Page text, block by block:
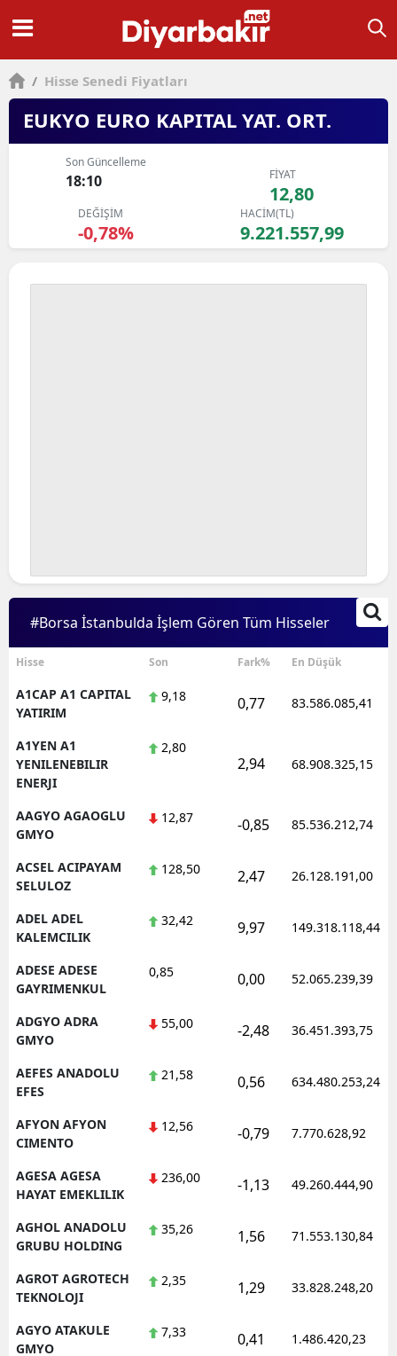
/ Hisse Senedi Fiyatları
EUKYO EURO KAPITAL YAT. ORT.
Son Güncelleme
18:10 FİYAT
12,80
DEĞİŞİM
-0,78%
HACİM(TL)
9.221.557,99
#Borsa İstanbulda İşlem Gören Tüm Hisseler
Hisse Son Fark% En Düşük
A1CAP A1 CAPITAL
YATIRIM
9,18 0,77 83.586.085,41
A1YEN A1
YENILENEBILIR
ENERJI
2,80
2,94 68.908.325,15
AAGYO AGAOGLU
GMYO
12,87 -0,85 85.536.212,74
ACSEL ACIPAYAM
SELULOZ
128,50 2,47 26.128.191,00
ADEL ADEL
KALEMCILIK
32,42 9,97 149.318.118,44
ADESE ADESE
GAYRIMENKUL
0,85 0,00 52.065.239,39
ADGYO ADRA
GMYO
55,00 -2,48 36.451.393,75
AEFES ANADOLU
EFES
21,58 0,56 634.480.253,24
AFYON AFYON
CIMENTO
12,56 -0,79 7.770.628,92
AGESA AGESA
HAYAT EMEKLILIK
236,00 -1,13 49.260.444,90
AGHOL ANADOLU
GRUBU HOLDING
35,26 1,56 71.553.130,84
AGROT AGROTECH
TEKNOLOJI
2,35 1,29 33.828.248,20
AGYO ATAKULE
GMYO
7,33 0,41 1.486.420,23